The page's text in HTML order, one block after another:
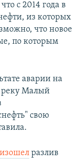
с 2014 года в
из которых
что новое
по которым
аварии на
реку Малый
свою
разлив